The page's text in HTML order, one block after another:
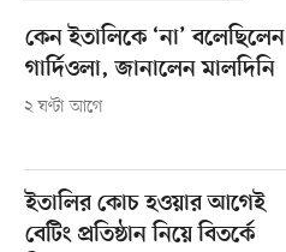
কেন ইতালিকে ‘না’ বলেছিলেন
গার্দিওলা, জানালেন মালদিনি
২ ঘণ্টা আগে
ইতালির কোচ হওয়ার আগেই
বেটিং প্রতিষ্ঠান নিয়ে বিতর্কে